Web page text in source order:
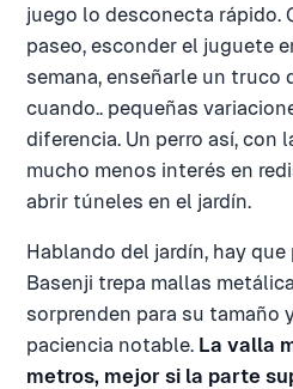
juego lo desconecta rápido.
paseo, esconder el juguete
semana, enseñarle un truco
cuando.. pequeñas
diferencia. Un perro así, con
mucho menos interés en
abrir túneles en el jardín.
Hablando del jardín, hay que
Basenji trepa mallas
sorprenden para su tamaño
paciencia notable. La valla
metros, mejor si la parte